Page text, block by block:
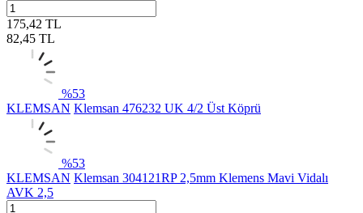
175,42 TL
82,45 TL
%53
KLEMSAN Klemsan 476232 UK 4/2 Üst Köprü
%53
KLEMSAN Klemsan 304121RP 2,5mm Klemens Mavi Vidalı
AVK 2,5